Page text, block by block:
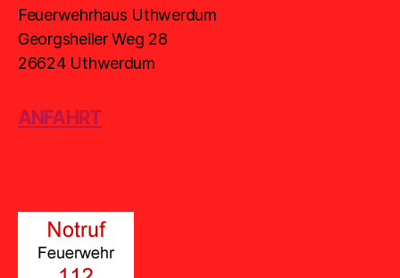
Feuerwehrhaus Uthwerdum
Georgsheiler Weg 28
26624 Uthwerdum
ANFAHRT